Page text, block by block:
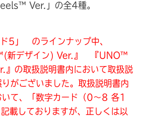
Ver.」の全4種。
5」 のラインナップ中、
新デザイン) Ver.』 『UNO™
の取扱説明書内において取扱説
がございました。取扱説明書内
て、「数字カード（0～8 各1
載しておりますが、正しくは以